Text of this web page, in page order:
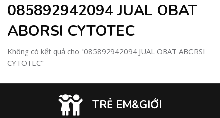
085892942094 JUAL OBAT
ABORSI CYTOTEC
Không có kết quả cho "085892942094 JUAL OBAT ABORSI
CYTOTEC"
TRẺ EM&GIỚI